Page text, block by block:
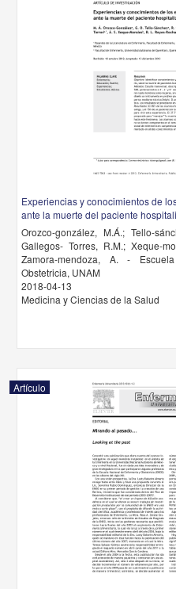
Experiencias y conocimientos de
ante la muerte del paciente
Orozco-gonzález, M.Á.; Tello-
Gallegos- Torres, R.M.; Xeque-
Zamora-mendoza, A. -
Obstetricia, UNAM
2018-04-13
Medicina y Ciencias de la Salud
Artículo